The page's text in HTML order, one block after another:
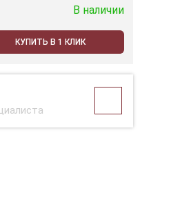
В наличии
КУПИТЬ В 1 КЛИК